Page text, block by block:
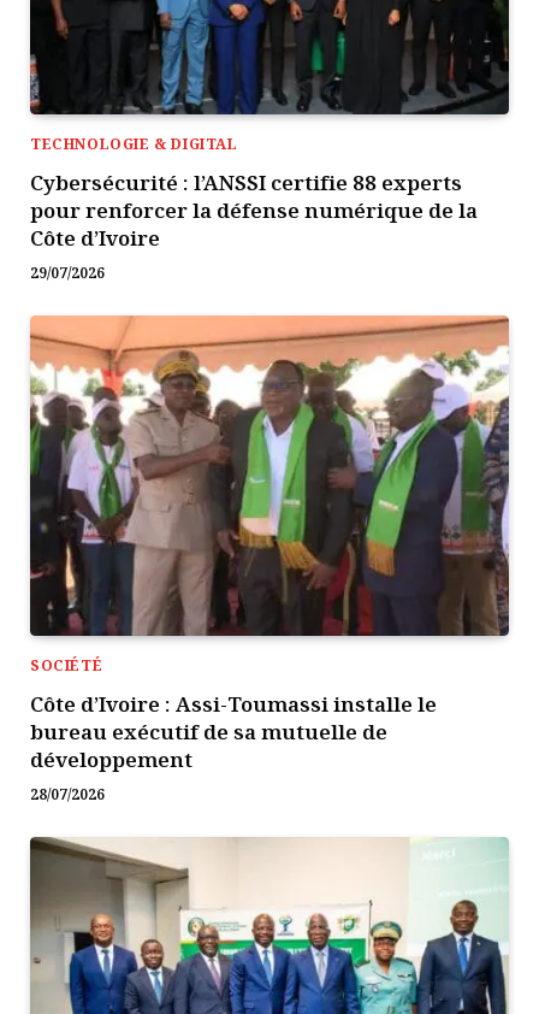
TECHNOLOGIE & DIGITAL
Cybersécurité : l’ANSSI certifie 88 experts
pour renforcer la défense numérique de la
Côte d’Ivoire
29/07/2026
SOCIÉTÉ
Côte d’Ivoire : Assi-Toumassi installe le
bureau exécutif de sa mutuelle de
développement
28/07/2026